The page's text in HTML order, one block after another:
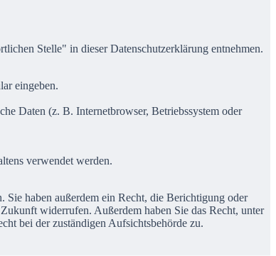
Stelle" in dieser Datenschutzerklärung entnehmen.
eingeben.
Daten (z. B. Internetbrowser, Betriebssystem oder
verwendet werden.
Sie haben außerdem ein Recht, die Berichtigung oder
widerrufen. Außerdem haben Sie das Recht, unter
bei der zuständigen Aufsichtsbehörde zu.